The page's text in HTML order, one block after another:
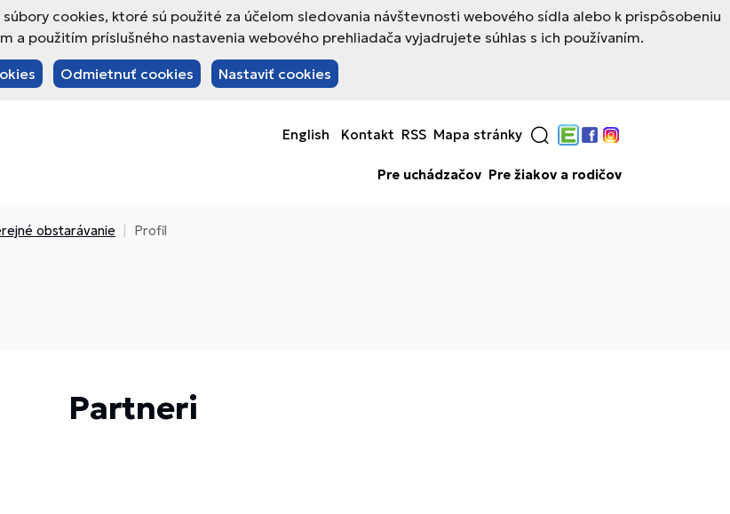
cookies, ktoré sú použité za účelom sledovania návštevnosti webového sídla alebo k prispôsobeniu
a použitím príslušného nastavenia webového prehliadača vyjadrujete súhlas s ich používaním.
Odmietnuť cookies Nastaviť cookies
English Kontakt RSS Mapa stránky
Edupage
Facebook
Instagram
Pre uchádzačov Pre žiakov a rodičov
obstarávanie Profil
Partneri